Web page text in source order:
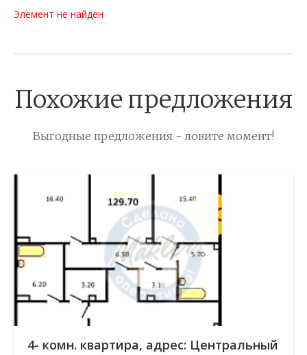
Элемент не найден
Похожие предложения
Выгодные предложения - ловите момент!
4- комн. квартира, адрес: Центральный